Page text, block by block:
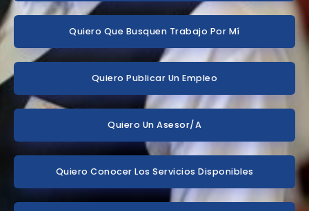
Quiero Que Busquen Trabajo Por Mí
Quiero Publicar Un Empleo
Quiero Un Asesor/a
Quiero Conocer Los Servicios Disponibles